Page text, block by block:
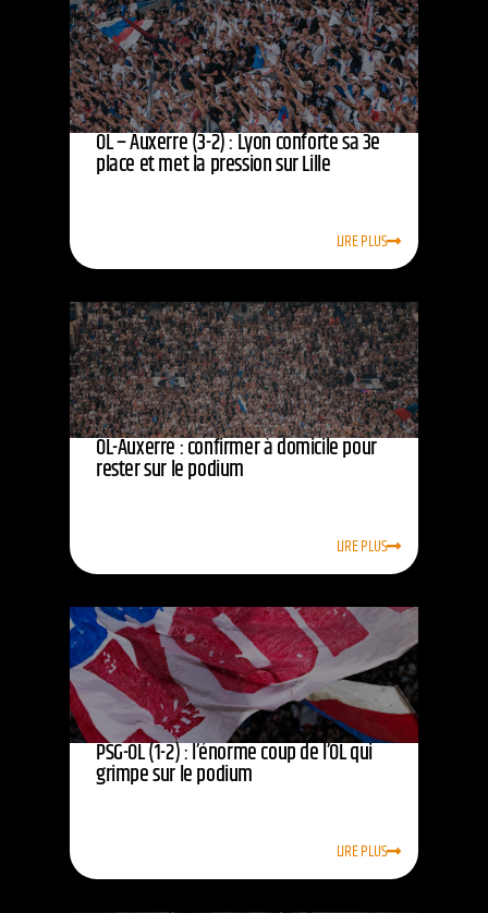
OL – Auxerre (3-2) : Lyon conforte sa 3e
place et met la pression sur Lille
LIRE PLUS
OL-Auxerre : confirmer à domicile pour
rester sur le podium
LIRE PLUS
PSG-OL (1-2) : l’énorme coup de l’OL qui
grimpe sur le podium
LIRE PLUS